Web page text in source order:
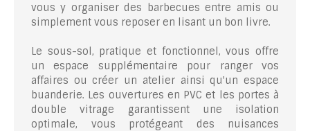
vous y organiser des barbecues entre amis ou
simplement vous reposer en lisant un bon livre.
Le sous-sol, pratique et fonctionnel, vous offre
un espace supplémentaire pour ranger vos
affaires ou créer un atelier ainsi qu'un espace
buanderie. Les ouvertures en PVC et les portes à
double vitrage garantissent une isolation
optimale, vous protégeant des nuisances